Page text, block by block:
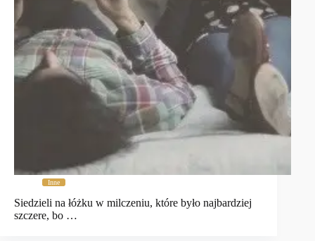
Inne
Siedzieli na łóżku w milczeniu, które było najbardziej
szczere, bo …